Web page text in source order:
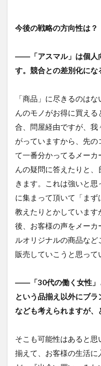
今後の戦略の方向性は？
――「アスマル」は個人
す。競合との差別化にな
「商品」に尽きるのは
んのモノがお得に買え
合、問屋経由ですが、
がっていますから、先
て一番分かってるメーカ
んの疑問に答えたりと
きます。これは強いと思
に集まって頂いて「ま
教えたりとかしていま
後、お客様の声をメー
ルオリジナルの商品な
販売していこうと思って
――「30代の働く女性」
という品揃え以外にブ
なども考えられますが、
そこも可能性はあると思
揃えて、お客様の生活に